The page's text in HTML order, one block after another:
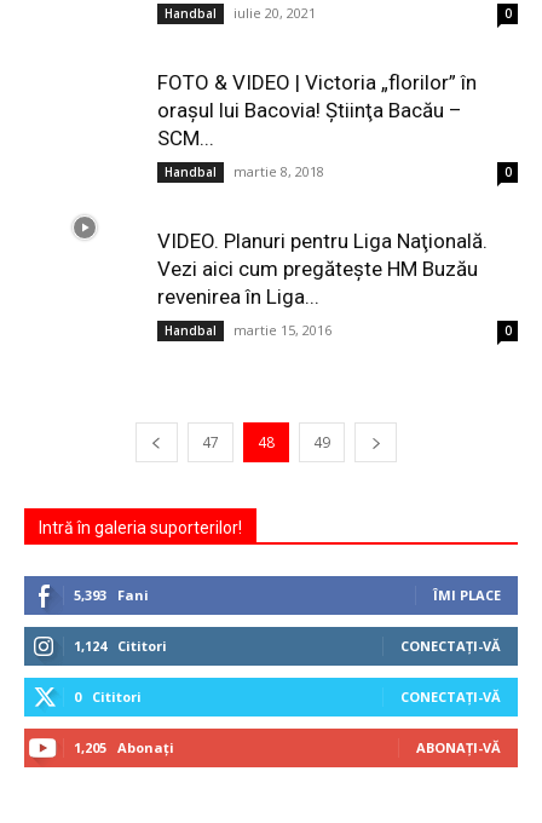
Handbal iulie 20, 2021 0
FOTO & VIDEO | Victoria „florilor” în
oraşul lui Bacovia! Ştiinţa Bacău –
SCM...
Handbal martie 8, 2018 0
VIDEO. Planuri pentru Liga Naţională.
Vezi aici cum pregăteşte HM Buzău
revenirea în Liga...
Handbal martie 15, 2016 0
47 48 49
Intră în galeria suporterilor!
5,393 Fani ÎMI PLACE
1,124 Cititori CONECTAȚI-VĂ
0 Cititori CONECTAȚI-VĂ
1,205 Abonați ABONAȚI-VĂ